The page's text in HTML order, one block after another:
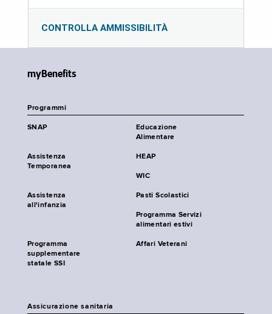
CONTROLLA AMMISSIBILITÀ
myBenefits
Programmi
SNAP
Educazione
Alimentare
Assistenza
Temporanea
HEAP
WIC
Assistenza
all'infanzia
Pasti Scolastici
Programma Servizi
alimentari estivi
Programma
supplementare
statale SSI
Affari Veterani
Assicurazione sanitaria